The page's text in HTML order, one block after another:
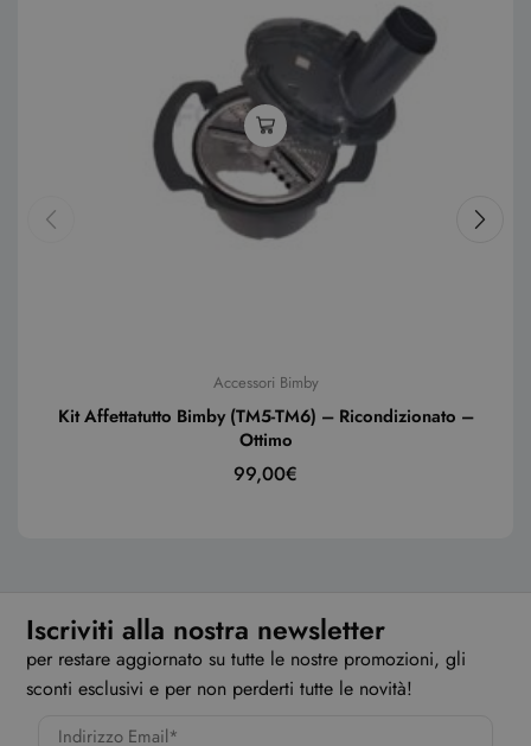
Accessori Bimby
Kit Affettatutto Bimby (TM5-TM6) – Ricondizionato –
Ottimo
99,00€
Iscriviti alla nostra newsletter
per restare aggiornato su tutte le nostre promozioni, gli
sconti esclusivi e per non perderti tutte le novità!